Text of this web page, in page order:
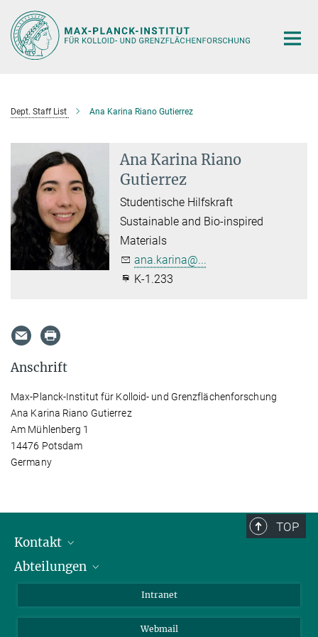
Hauptinhalt
Dept. Staff List Ana Karina Riano Gutierrez
Ana Karina Riano
Gutierrez
Studentische Hilfskraft
Sustainable and Bio-inspired
Materials
ana.karina@...
K-1.233
Anschrift
Max-Planck-Institut für Kolloid- und Grenzflächenforschung
Ana Karina Riano Gutierrez
Am Mühlenberg 1
14476 Potsdam
Germany
TOP
Kontakt
Mitarbeiterverzeichnis
Abteilungen
Intranet
Webmail